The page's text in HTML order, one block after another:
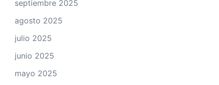
septiembre 2025
agosto 2025
julio 2025
junio 2025
mayo 2025